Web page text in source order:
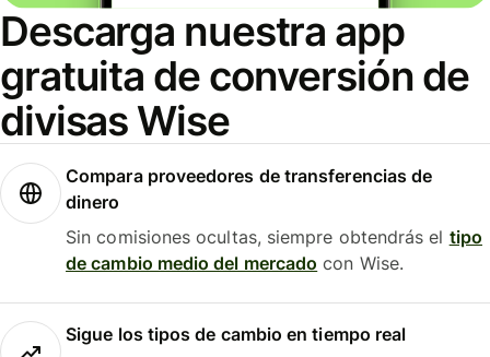
Descarga nuestra app
gratuita de conversión de
divisas Wise
Compara proveedores de transferencias de
dinero
Sin comisiones ocultas, siempre obtendrás el tipo
de cambio medio del mercado con Wise.
Sigue los tipos de cambio en tiempo real